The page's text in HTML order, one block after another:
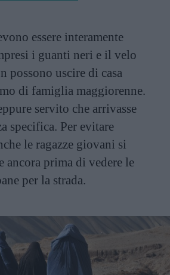
essere interamente
i guanti neri e il velo
possono uscire di casa
di famiglia maggiorenne.
servito che arrivasse
specifica. Per evitare
le ragazze giovani si
ancora prima di vedere le
per la strada.